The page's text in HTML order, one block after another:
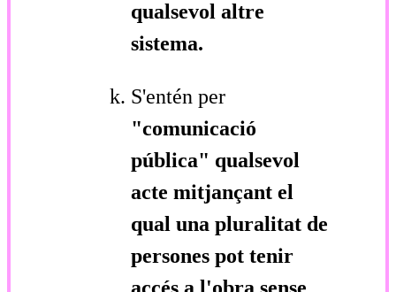
qualsevol altre
sistema.
S'entén per
"comunicació
pública" qualsevol
acte mitjançant el
qual una pluralitat de
persones pot tenir